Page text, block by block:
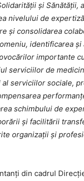
şi Sănătăţii,
nivelului de
şi consolidarea
identificarea şi
importante
serviciilor de
serviciilor sociale,
schimbului de
şi facilitării
organizaţii şi
din cadrul